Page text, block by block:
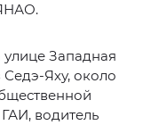
улице Западная
Седэ-Яху, около
водитель